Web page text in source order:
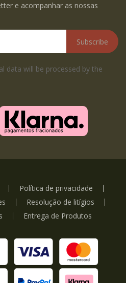
e acompanhar as nossas
Subscribe
data will be processed by the
Política de privacidade
Resolução de litígios
Entrega de Produtos